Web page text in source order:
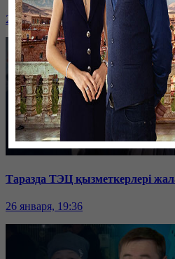
26 января, 19:36
Таразда ТЭЦ қызметкерлері
26 января, 19:36